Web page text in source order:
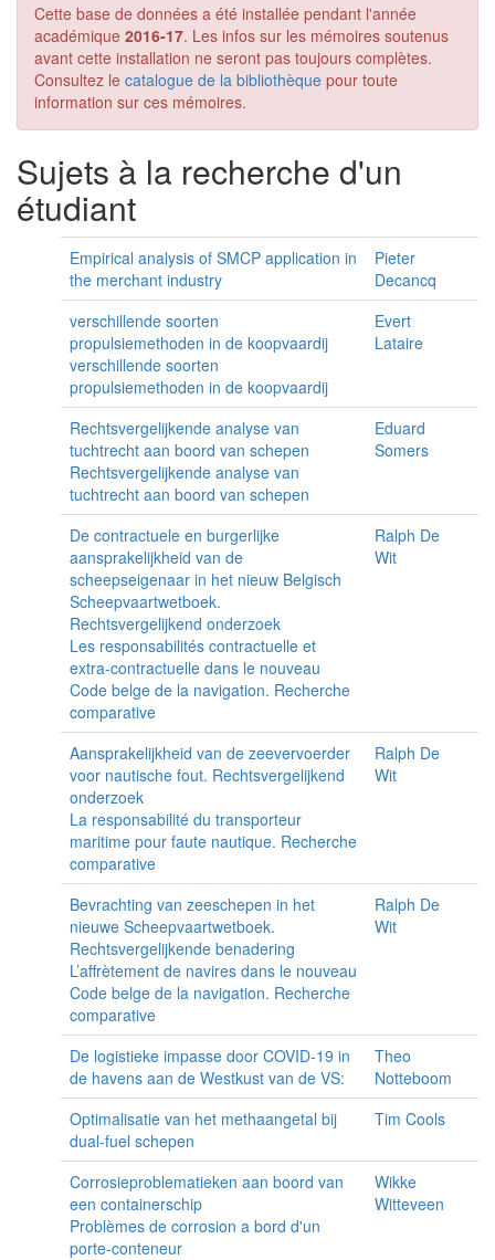
Cette base de données a été installée pendant l'année
académique 2016-17. Les infos sur les mémoires soutenus
avant cette installation ne seront pas toujours complètes.
Consultez le catalogue de la bibliothèque pour toute
information sur ces mémoires.
Sujets à la recherche d'un
étudiant
Empirical analysis of SMCP application in
the merchant industry
Pieter
Decancq
verschillende soorten
propulsiemethoden in de koopvaardij
verschillende soorten
propulsiemethoden in de koopvaardij
Evert
Lataire
Rechtsvergelijkende analyse van
tuchtrecht aan boord van schepen
Rechtsvergelijkende analyse van
tuchtrecht aan boord van schepen
Eduard
Somers
De contractuele en burgerlijke
aansprakelijkheid van de
scheepseigenaar in het nieuw Belgisch
Scheepvaartwetboek.
Rechtsvergelijkend onderzoek
Les responsabilités contractuelle et
extra-contractuelle dans le nouveau
Code belge de la navigation. Recherche
comparative
Ralph De
Wit
Aansprakelijkheid van de zeevervoerder
voor nautische fout. Rechtsvergelijkend
onderzoek
La responsabilité du transporteur
maritime pour faute nautique. Recherche
comparative
Ralph De
Wit
Bevrachting van zeeschepen in het
nieuwe Scheepvaartwetboek.
Rechtsvergelijkende benadering
L’affrètement de navires dans le nouveau
Code belge de la navigation. Recherche
comparative
Ralph De
Wit
De logistieke impasse door COVID-19 in
de havens aan de Westkust van de VS:
Theo
Notteboom
Optimalisatie van het methaangetal bij
dual-fuel schepen
Tim Cools
Corrosieproblematieken aan boord van
een containerschip
Problèmes de corrosion a bord d'un
porte-conteneur
Wikke
Witteveen